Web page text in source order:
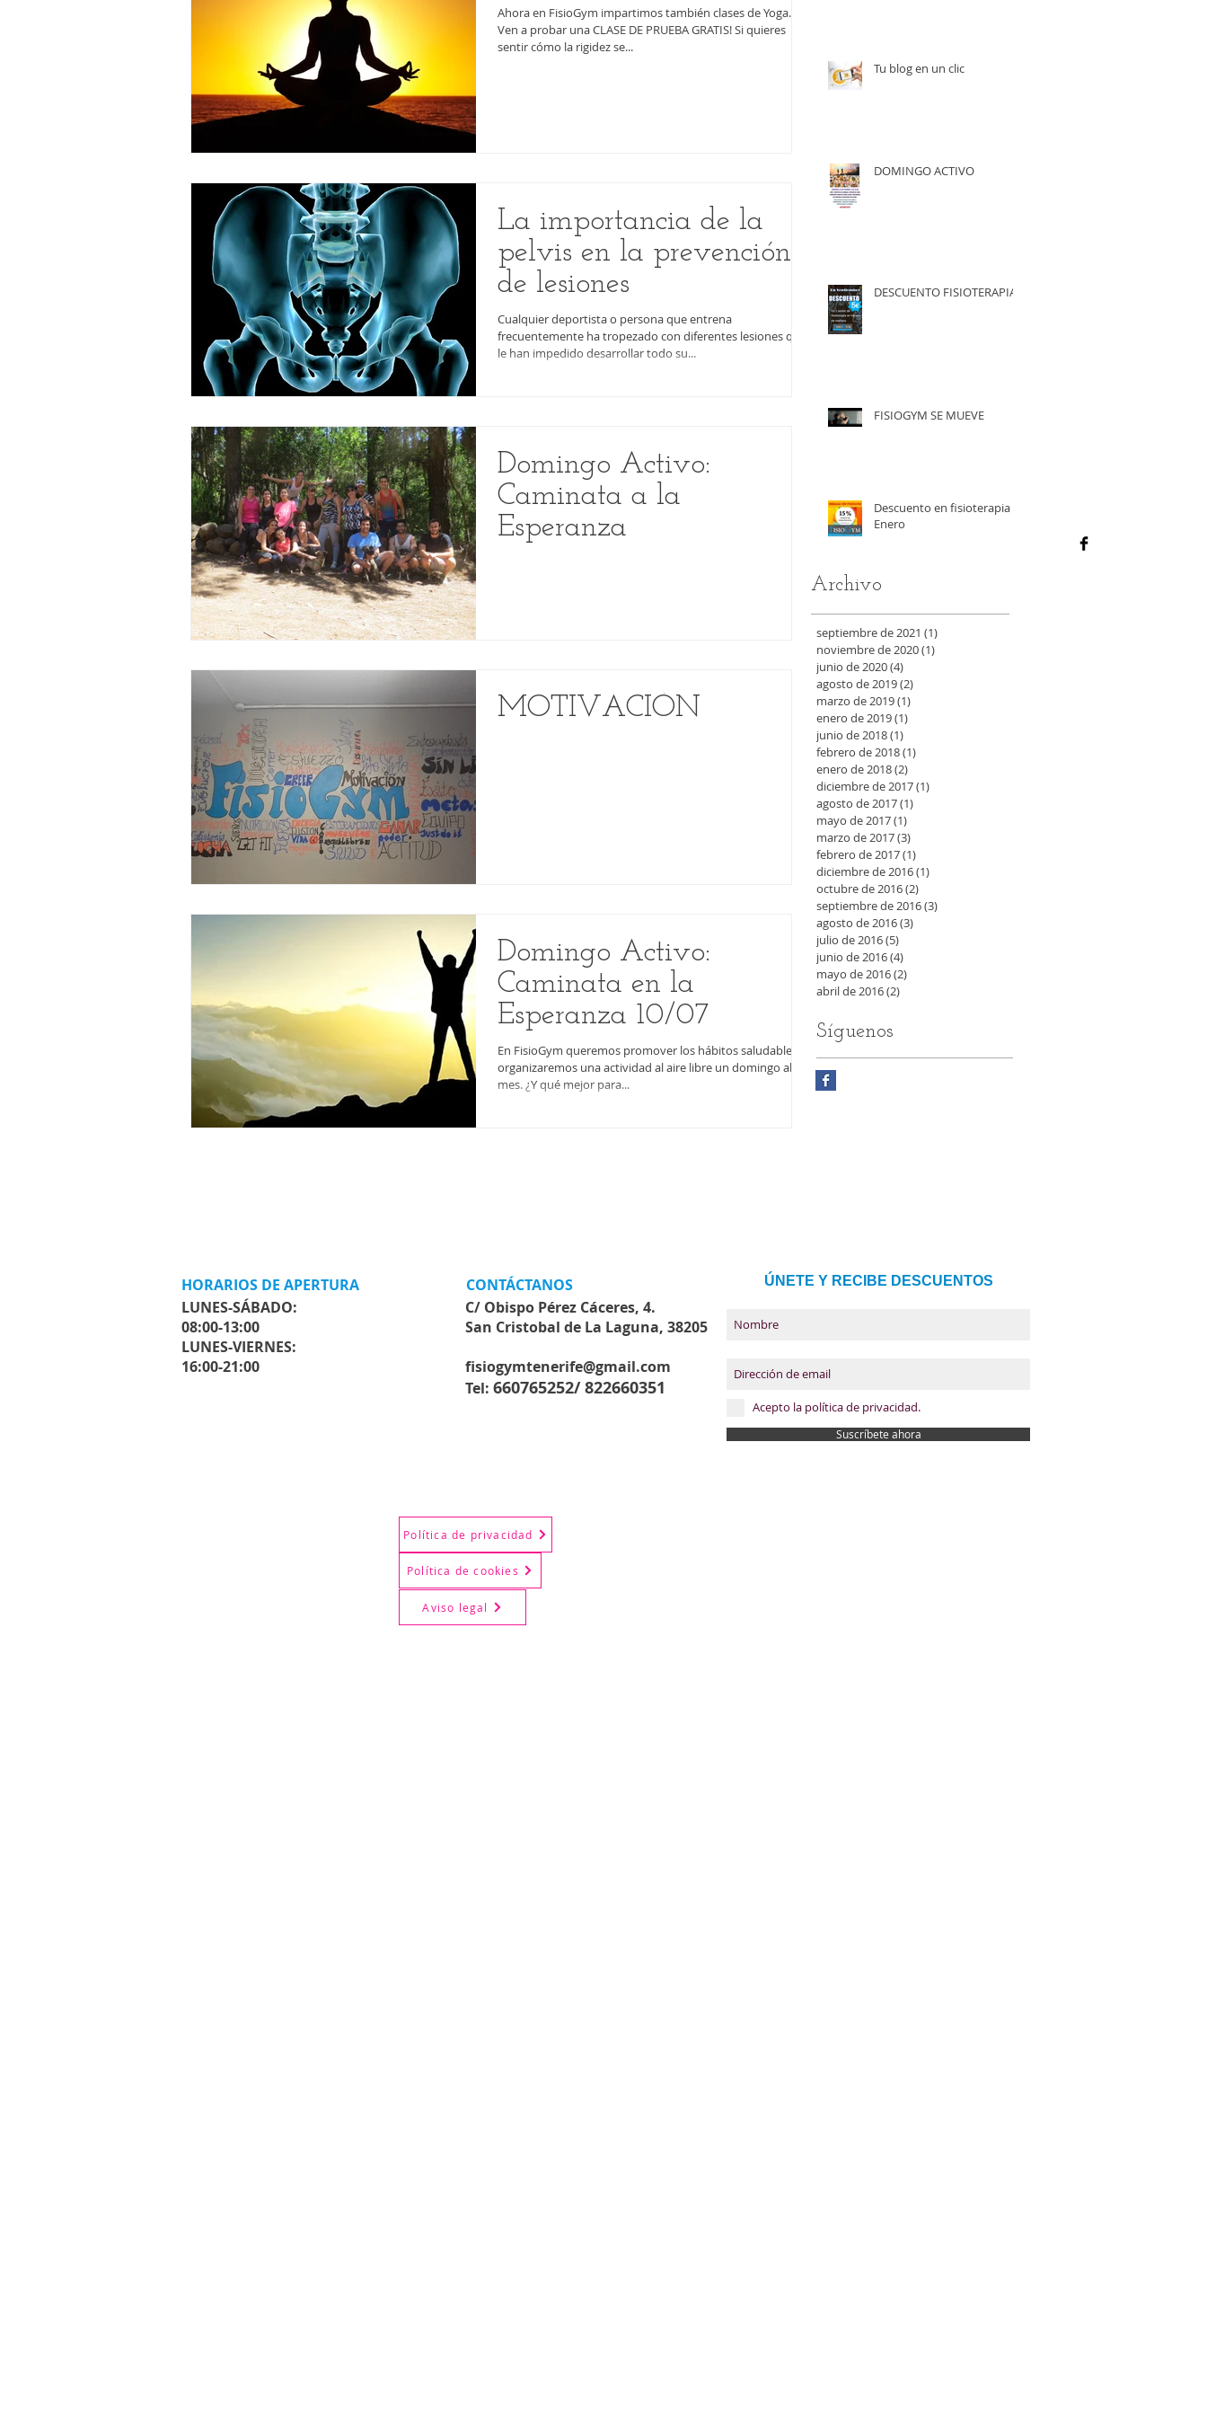
Ahora en FisioGym impartimos también clases de Yoga. ¡
Ven a probar una CLASE DE PRUEBA GRATIS! Si quieres
sentir cómo la rigidez se...
La importancia de la
pelvis en la prevención
de lesiones
Cualquier deportista o persona que entrena
frecuentemente ha tropezado con diferentes lesiones que
le han impedido desarrollar todo su...
Domingo Activo:
Caminata a la
Esperanza
MOTIVACIÓN
Domingo Activo:
Caminata en la
Esperanza 10/07
En FisioGym queremos promover los hábitos saludables, y
organizaremos una actividad al aire libre un domingo al
mes. ¿Y qué mejor para...
Tu blog en un clic
DOMINGO ACTIVO
DESCUENTO FISIOTERAPIA
FISIOGYM SE MUEVE
Descuento en fisioterapia
Enero
Archivo
septiembre de 2021 (1)
noviembre de 2020(1)
junio de 2020(4)
agosto de 2019(2)
marzo de 2019(1)
enero de 2019(1)
junio de 2018(1)
febrero de 2018(1)
enero de 2018(2)
diciembre de 2017(1)
agosto de 2017(1)
mayo de 2017(1)
marzo de 2017(3)
febrero de 2017(1)
diciembre de 2016(1)
octubre de 2016(2)
septiembre de 2016(3)
agosto de 2016(3)
julio de 2016(5)
junio de 2016(4)
mayo de 2016(2)
abril de 2016(2)
Síguenos
HORARIOS DE APERTURA
LUNES-SÁBADO:
08:00-13:00
LUNES-VIERNES:
16:00-21:00
ÚNETE Y RECIBE DESCUENTOS
Acepto la política de privacidad.
Suscríbete ahora
CONTÁCTANOS
C/ Obispo Pérez Cáceres, 4.
San Cristobal de La Laguna, 38205
fisiogymtenerife@gmail.com
Tel: 660765252/ 822660351
Política de privacidad
Política de cookies
Aviso legal